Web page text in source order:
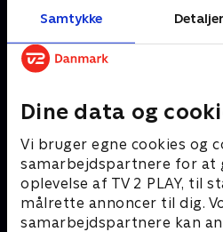
Samtykke Detaljer
Dine data og
Vi bruger egne cookies og
samarbejdspartnere for at
oplevelse af TV 2 PLAY, til
målrette annoncer til dig.
samarbejdspartnere kan
Andre så også